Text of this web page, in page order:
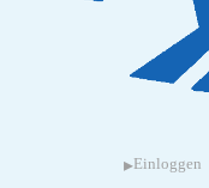
▸ Einloggen